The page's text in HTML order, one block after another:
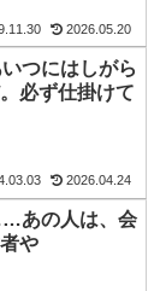
2026.05.20
つにはしがら
必ず仕掛けて
2026.04.24
あの人は、会
や